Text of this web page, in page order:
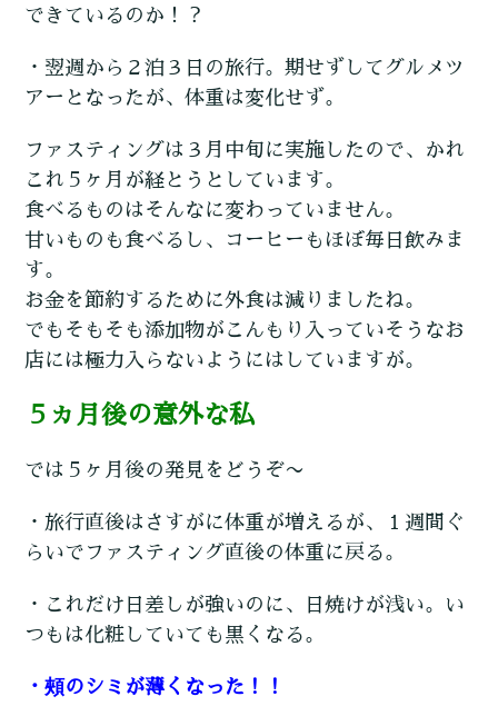
できているのか！？
・翌週から２泊３日の旅行。期せずしてグルメツ
アーとなったが、体重は変化せず。
ファスティングは３月中旬に実施したので、かれ
これ５ヶ月が経とうとしています。
食べるものはそんなに変わっていません。
甘いものも食べるし、コーヒーもほぼ毎日飲みま
す。
お金を節約するために外食は減りましたね。
でもそもそも添加物がこんもり入っていそうなお
店には極力入らないようにはしていますが。
５ヵ月後の意外な私
では５ヶ月後の発見をどうぞ〜
・旅行直後はさすがに体重が増えるが、１週間ぐ
らいでファスティング直後の体重に戻る。
・これだけ日差しが強いのに、日焼けが浅い。い
つもは化粧していても黒くなる。
・頰のシミが薄くなった！！